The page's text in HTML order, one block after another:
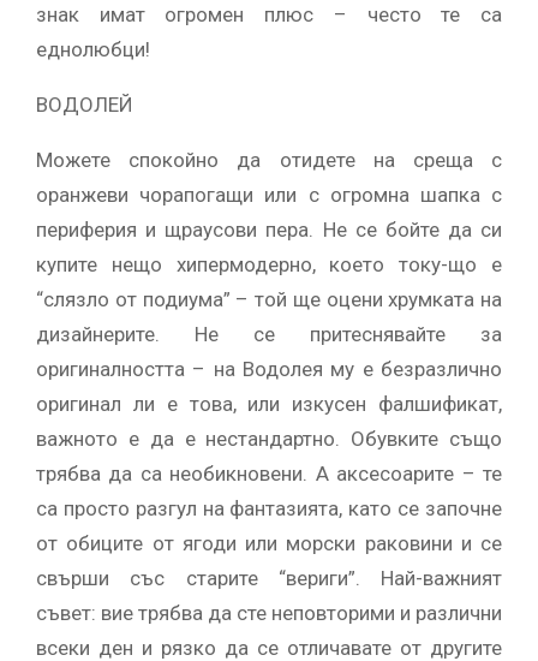
знак имат огромен плюс – често те са
еднолюбци!
ВОДОЛЕЙ
Можете спокойно да отидете на среща с
оранжеви чорапогащи или с огромна шапка с
периферия и щраусови пера. Не се бойте да си
купите нещо хипермодерно, което току-що е
“слязло от подиума” – той ще оцени хрумката на
дизайнерите. Не се притеснявайте за
оригиналността – на Водолея му е безразлично
оригинал ли е това, или изкусен фалшификат,
важното е да е нестандартно. Обувките също
трябва да са необикновени. А аксесоарите – те
са просто разгул на фантазията, като се започне
от обиците от ягоди или морски раковини и се
свърши със старите “вериги”. Най-важният
съвет: вие трябва да сте неповторими и различни
всеки ден и рязко да се отличавате от другите